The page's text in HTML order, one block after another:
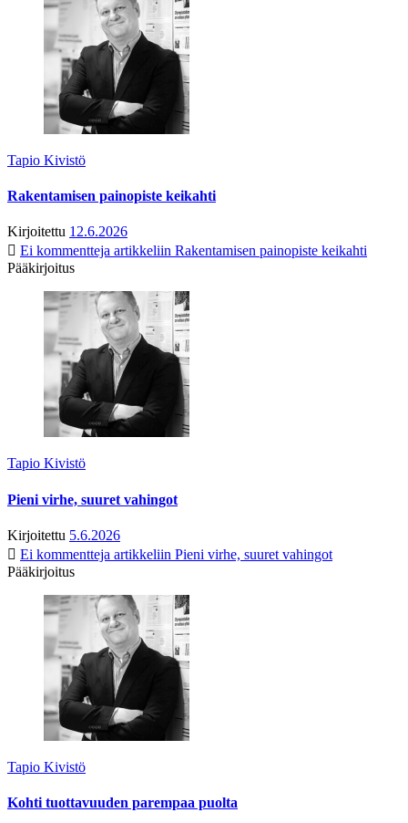
Tapio Kivistö
Rakentamisen painopiste keikahti
Kirjoitettu 12.6.2026
Ei kommentteja artikkeliin Rakentamisen painopiste keikahti
Pääkirjoitus
Tapio Kivistö
Pieni virhe, suuret vahingot
Kirjoitettu 5.6.2026
Ei kommentteja artikkeliin Pieni virhe, suuret vahingot
Pääkirjoitus
Tapio Kivistö
Kohti tuottavuuden parempaa puolta